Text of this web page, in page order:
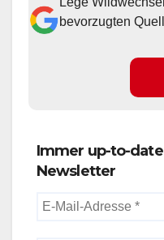
bevorzugten
Immer up-to-
Newsletter